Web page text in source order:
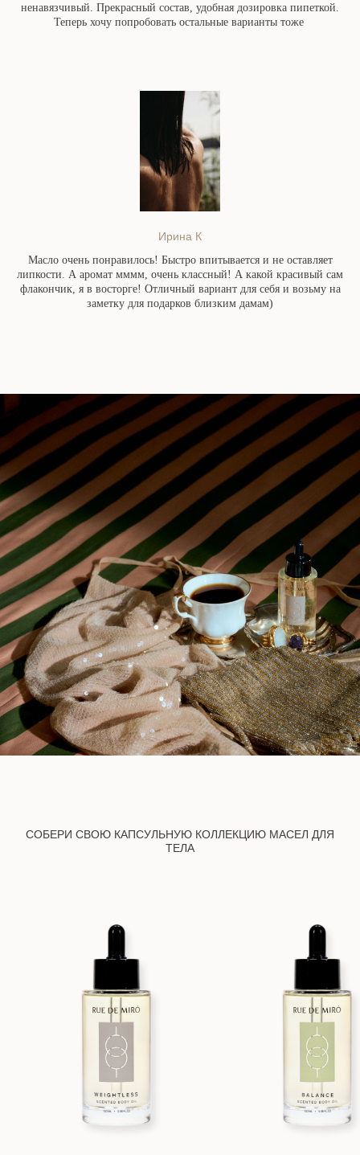
ненавязчивый. Прекрасный состав, удобная дозировка пипеткой.
Теперь хочу попробовать остальные варианты тоже
Ирина К
Масло очень понравилось! Быстро впитывается и не оставляет
липкости. А аромат мммм, очень классный! А какой красивый сам
флакончик, я в восторге! Отличный вариант для себя и возьму на
заметку для подарков близким дамам)
СОБЕРИ СВОЮ КАПСУЛЬНУЮ КОЛЛЕКЦИЮ МАСЕЛ ДЛЯ
ТЕЛА